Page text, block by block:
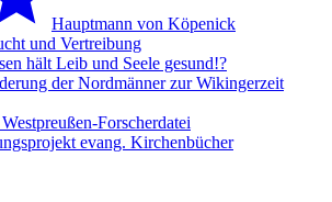
Hauptmann von Köpenick
und Vertreibung
hält Leib und Seele gesund!?
der Nordmänner zur Wikingerzeit
Forscherdatei
evang. Kirchenbücher